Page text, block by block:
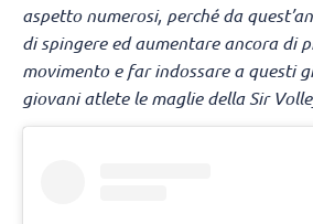
aspetto numerosi, perché da
di spingere ed aumentare ancora di
movimento e far indossare a questi
giovani atlete le maglie della Sir